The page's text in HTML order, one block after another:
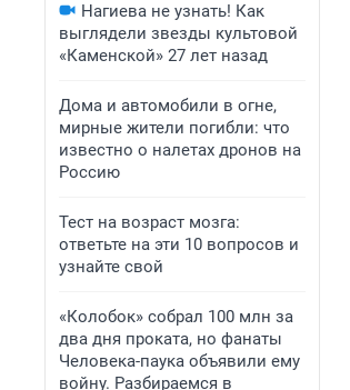
Нагиева не узнать! Как
выглядели звезды культовой
«Каменской» 27 лет назад
Дома и автомобили в огне,
мирные жители погибли: что
известно о налетах дронов на
Россию
Тест на возраст мозга:
ответьте на эти 10 вопросов и
узнайте свой
«Колобок» собрал 100 млн за
два дня проката, но фанаты
Человека-паука объявили ему
войну. Разбираемся в